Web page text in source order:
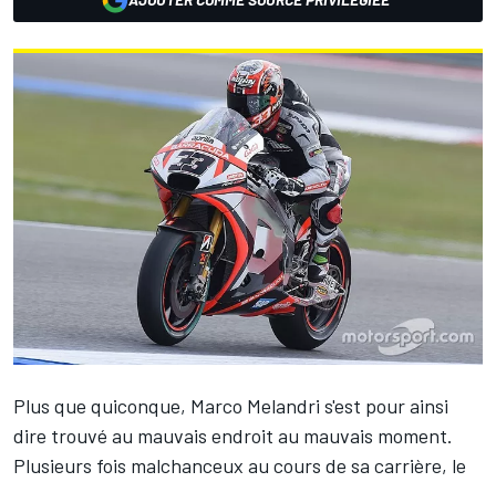
Plus que quiconque, Marco Melandri s'est pour ainsi
dire trouvé au mauvais endroit au mauvais moment.
Plusieurs fois malchanceux au cours de sa carrière, le